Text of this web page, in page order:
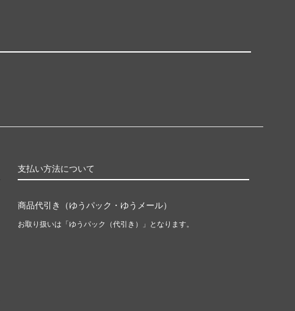
支払い方法について
商品代引き（ゆうパック・ゆうメール）
お取り扱いは「ゆうパック（代引き）」となります。